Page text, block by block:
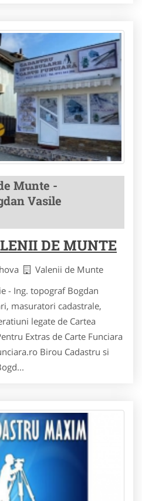
Munte -
Vasile
DE MUNTE
Valenii de Munte
- Ing. topograf Bogdan
masuratori cadastrale,
legate de Cartea
Extras de Carte Funciara
Birou Cadastru si